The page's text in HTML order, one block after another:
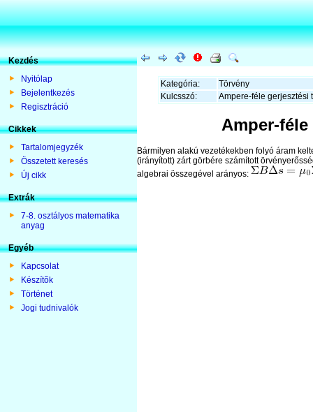
Kezdés
Nyitólap
Bejelentkezés
Regisztráció
Cikkek
Tartalomjegyzék
Összetett keresés
Új cikk
Extrák
7-8. osztályos matematika
anyag
Egyéb
Kapcsolat
Készítõk
Történet
Jogi tudnivalók
Kategória:
Törvény
Kulcsszó:
Ampere-féle gerjesztési
Amper-
Bármilyen alakú vezetékekben folyó áram
(irányított) zárt görbére számított
algebrai összegével arányos: